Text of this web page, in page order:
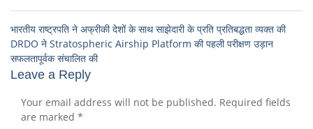
भारतीय राष्ट्रपति ने अफ्रीकी देशों के साथ साझेदारी के प्रति प्रतिबद्धता व्यक्त की
DRDO ने Stratospheric Airship Platform की पहली परीक्षण उड़ान
सफलतापूर्वक संचालित की
Leave a Reply
Your email address will not be published. Required fields
are marked *